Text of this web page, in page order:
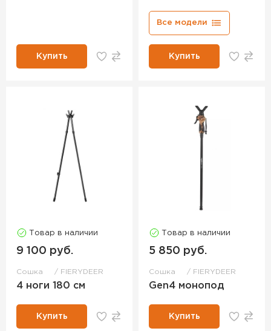
Купить
Все модели
Купить
Товар в наличии
9 100 руб.
Сошка FIERYDEER
4 ноги 180 см
Купить
Товар в наличии
5 850 руб.
Сошка FIERYDEER
Gen4 монопод
Купить